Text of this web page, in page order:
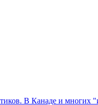
В Канаде и многих